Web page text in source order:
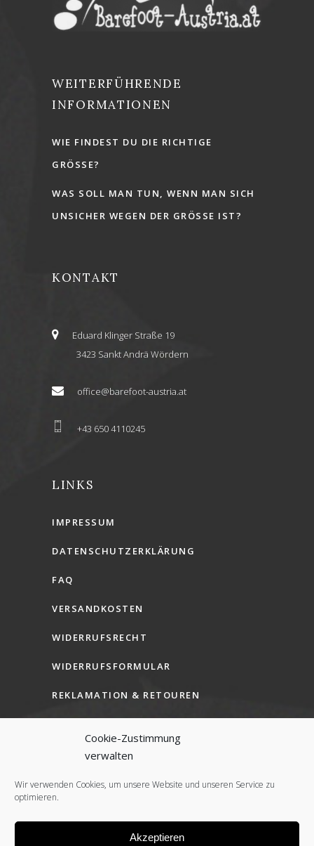
Cookie-Zustimmung
verwalten
Wir verwenden Cookies, um unsere Website und unseren Service zu
optimieren.
Akzeptieren
WEITERFÜHRENDE
INFORMATIONEN
WIE FINDEST DU DIE RICHTIGE
GRÖSSE?
WAS SOLL MAN TUN, WENN MAN SICH
UNSICHER WEGEN DER GRÖSSE IST?
KONTAKT
Eduard Klinger Straße 19
3423 Sankt Andrä Wördern
office@barefoot-austria.at
+43 650 4110245
LINKS
IMPRESSUM
DATENSCHUTZERKLÄRUNG
FAQ
VERSANDKOSTEN
WIDERRUFSRECHT
WIDERRUFSFORMULAR
REKLAMATION & RETOUREN
AGB (B2B)
COOKIE-RICHTLINIE (EU)